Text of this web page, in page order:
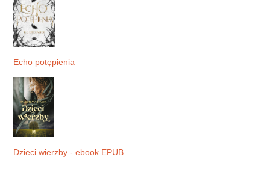
Echo potępienia
Dzieci wierzby - ebook EPUB